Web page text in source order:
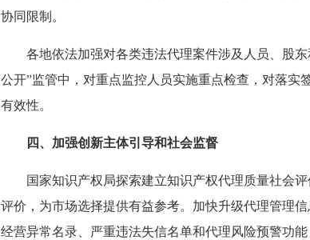
协同限制。
各地依法加强对各类违法代理案件涉及人员、股
公开”监管中，对重点监控人员实施重点检查，对落
有效性。
四、加强创新主体引导和社会监督
国家知识产权局探索建立知识产权代理质量社会
评价，为市场选择提供有益参考。加快升级代理管理
经营异常名录、严重违法失信名单和代理风险预警功